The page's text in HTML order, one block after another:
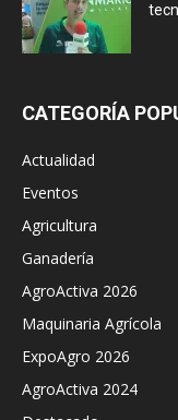
CATEGORÍA
Actualidad
Eventos
Agricultura
Ganadería
AgroActiva 2026
Maquinaria Agrícola
ExpoAgro 2026
AgroActiva 2024